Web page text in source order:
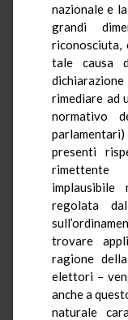
nazionale e
grandi
riconosciuta,
tale causa
rimediare ad
normativo
presenti
rimettente
regolata
trovare
ragione
elettori –
anche a
naturale